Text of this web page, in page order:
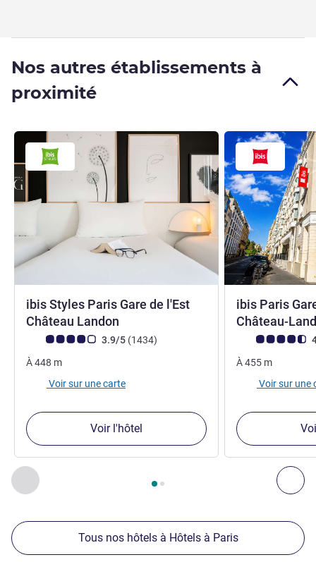
Nos autres établissements à
proximité
Précédent - Nos autres établissements à proximité
Page , Nos autres établissements à proximité 1 :,
ibis Styles Paris Gare de l'Est
Château Landon
Note Avis clients (Note ALL)
3.9/5 (1434avis
)
À448 m
Voir sur une carte
Voir l'hôtel
ibis Paris
Château-
Note Avis clients
À455 m
Voir sur une
Tous nos hôtels à Hôtels à Paris